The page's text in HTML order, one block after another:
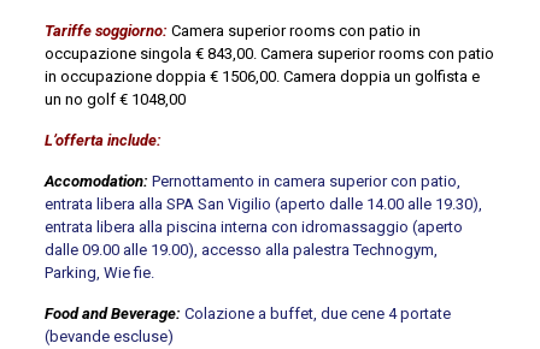
Tariffe soggiorno: Camera superior rooms con patio in
occupazione singola € 843,00. Camera superior rooms con patio
in occupazione doppia € 1506,00. Camera doppia un golfista e
un no golf € 1048,00
L’offerta include:
Accomodation: Pernottamento in camera superior con patio,
entrata libera alla SPA San Vigilio (aperto dalle 14.00 alle 19.30),
entrata libera alla piscina interna con idromassaggio (aperto
dalle 09.00 alle 19.00), accesso alla palestra Technogym,
Parking, Wie fie.
Food and Beverage: Colazione a buffet, due cene 4 portate
(bevande escluse)